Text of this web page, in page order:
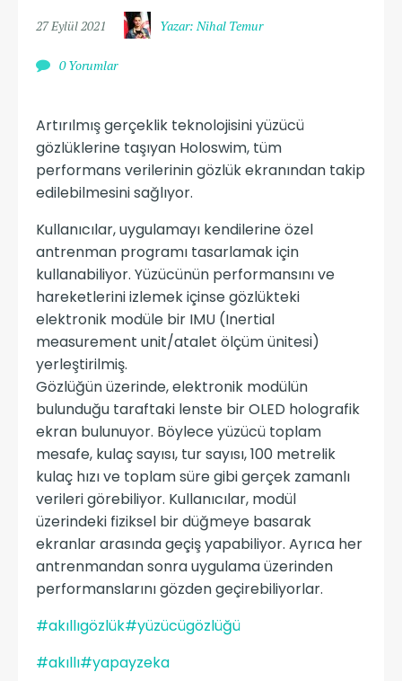
27 Eylül 2021 Yazar: Nihal Temur
0 Yorumlar
Artırılmış gerçeklik teknolojisini yüzücü
gözlüklerine taşıyan Holoswim, tüm
performans verilerinin gözlük ekranından takip
edilebilmesini sağlıyor.
Kullanıcılar, uygulamayı kendilerine özel
antrenman programı tasarlamak için
kullanabiliyor. Yüzücünün performansını ve
hareketlerini izlemek içinse gözlükteki
elektronik modüle bir IMU (Inertial
measurement unit/atalet ölçüm ünitesi)
yerleştirilmiş.
Gözlüğün üzerinde, elektronik modülün
bulunduğu taraftaki lenste bir OLED holografik
ekran bulunuyor. Böylece yüzücü toplam
mesafe, kulaç sayısı, tur sayısı, 100 metrelik
kulaç hızı ve toplam süre gibi gerçek zamanlı
verileri görebiliyor. Kullanıcılar, modül
üzerindeki fiziksel bir düğmeye basarak
ekranlar arasında geçiş yapabiliyor. Ayrıca her
antrenmandan sonra uygulama üzerinden
performanslarını gözden geçirebiliyorlar.
#akıllıgözlük#yüzücügözlüğü
#akıllı#yapayzeka